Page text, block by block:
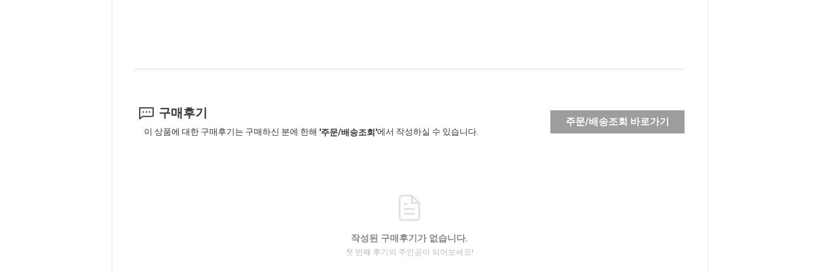
구매후기
이 상품에 대한 구매후기는 구매하신 분에 한해 '주문/배송조회'에서 작성하실 수 있습니다.
주문/배송조회 바로가기
작성된 구매후기가 없습니다.
첫 번째 후기의 주인공이 되어보세요!